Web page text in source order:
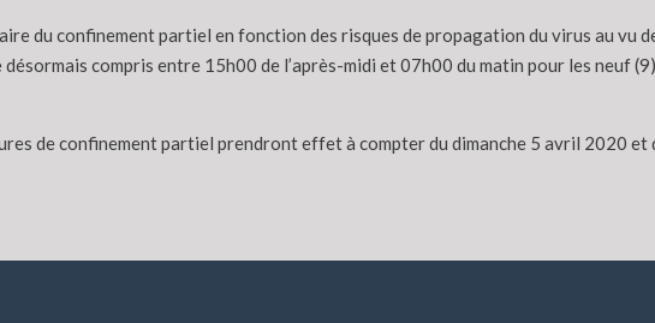
du confinement partiel en fonction des risques de propagation du virus au vu
compris entre 15h00 de l’après-midi et 07h00 du matin pour les neuf
de confinement partiel prendront effet à compter du dimanche 5 avril 2020